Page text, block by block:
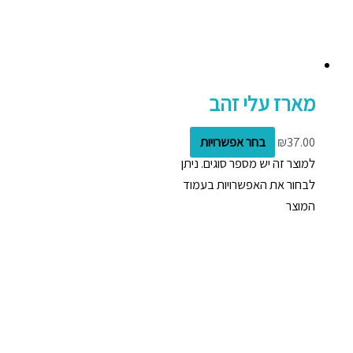
מארז עלי זהב
₪37.00
בחר אפשרויות
למוצר זה יש מספר סוגים. ניתן
לבחור את האפשרויות בעמוד
המוצר